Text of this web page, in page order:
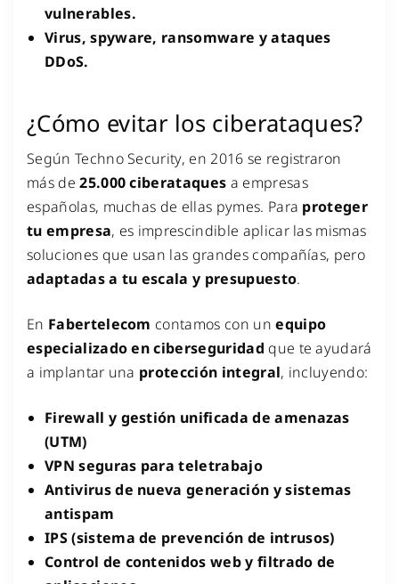
vulnerables.
Virus, spyware, ransomware y ataques
DDoS.
¿Cómo evitar los ciberataques?
Según Techno Security, en 2016 se registraron
más de25.000 ciberataques a empresas
españolas, muchas de ellas pymes. Para proteger
tu empresa, es imprescindible aplicar las mismas
soluciones que usan las grandes compañías, pero
adaptadas a tu escala y presupuesto.
En Fabertelecom contamos con unequipo
especializado en ciberseguridad que te ayudará
a implantar una protección integral, incluyendo:
Firewall y gestión unificada de amenazas
(UTM)
VPN seguras para teletrabajo
Antivirus de nueva generación y sistemas
antispam
IPS (sistema de prevención de intrusos)
Control de contenidos web y filtrado de